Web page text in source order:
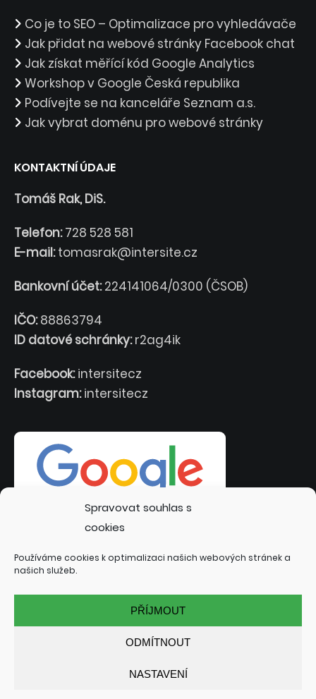
Spravovat souhlas s
cookies
Používáme cookies k optimalizaci našich webových stránek a
našich služeb.
PŘÍJMOUT
ODMÍTNOUT
NASTAVENÍ
Co je to SEO – Optimalizace pro vyhledávače
Jak přidat na webové stránky Facebook chat
Jak získat měřící kód Google Analytics
Workshop v Google Česká republika
Podívejte se na kanceláře Seznam a.s.
Jak vybrat doménu pro webové stránky
KONTAKTNÍ ÚDAJE
Tomáš Rak, DiS.
Telefon: 728 528 581
E-mail: tomasrak@intersite.cz
Bankovní účet:224141064/0300 (ČSOB)
IČO:88863794
ID datové schránky:r2ag4ik
Facebook: intersitecz
Instagram: intersitecz
© 2022 INTERSITE.CZ | TVORBA WEBOVÝCH STRÁNEK: